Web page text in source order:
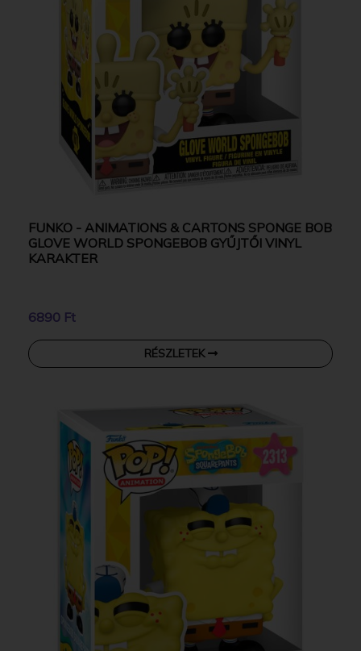
FUNKO - ANIMATIONS & CARTONS SPONGE BOB
GLOVE WORLD SPONGEBOB GYŰJTŐI VINYL
KARAKTER
6890 Ft
RÉSZLETEK